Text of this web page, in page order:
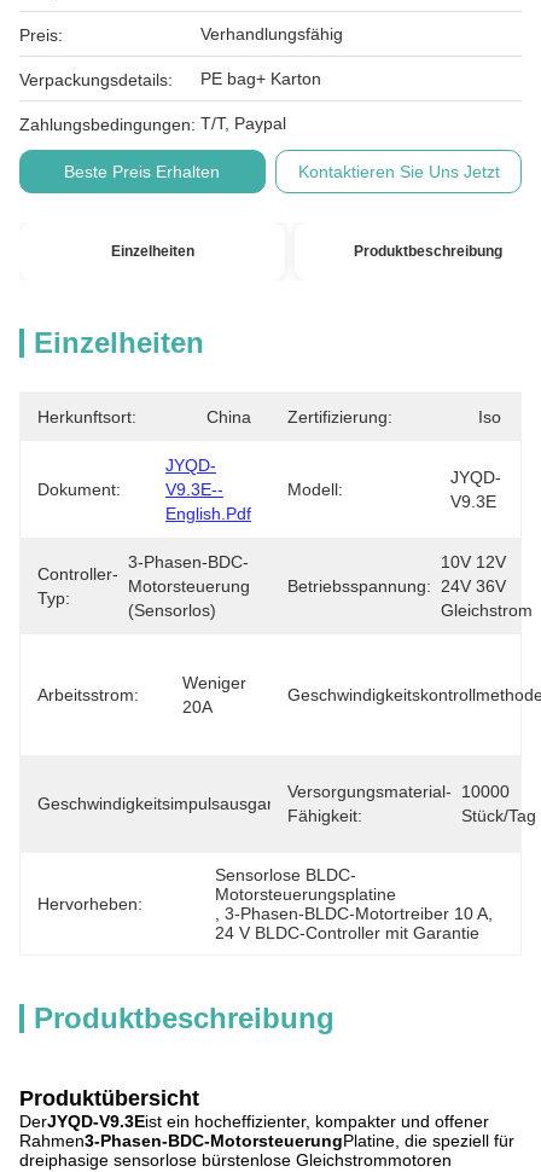
Preis: Verhandlungsfähig
Verpackungsdetails: PE bag+ Karton
Zahlungsbedingungen: T/T, Paypal
Beste Preis Erhalten Kontaktieren Sie Uns Jetzt
Einzelheiten Produktbeschreibung
Einzelheiten
Herkunftsort: China Zertifizierung: Iso
Dokument:
JYQD-
V9.3E--
English.pdf
Modell:
JYQD-
V9.3E
Controller-
Typ:
3-Phasen-BDC-
Motorsteuerung
(sensorlos)
Betriebsspannung:
10V 12V
24V 36V
Gleichstrom
Arbeitsstrom:
Weniger
20A
Geschwindigkeitsimpulsausgang:
Signal,
<5mA)
Versorgungsmaterial-
Fähigkeit:
10000
Stück/Tag
Hervorheben:
Sensorlose BLDC-
Motorsteuerungsplatine
, 3-Phasen-BLDC-Motortreiber 10 A
24 V BLDC-Controller mit Garantie
Produktbeschreibung
Produktübersicht
DerJYQD-V9.3Eist ein hocheffizienter, kompakter und offener
Rahmen3-Phasen-BDC-MotorsteuerungPlatine, die speziell für
dreiphasige sensorlose bürstenlose Gleichstrommotoren